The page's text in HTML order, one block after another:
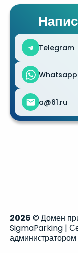
Telegram
Whatsapp
a@61.ru
2026 © Домен
SigmaParking |